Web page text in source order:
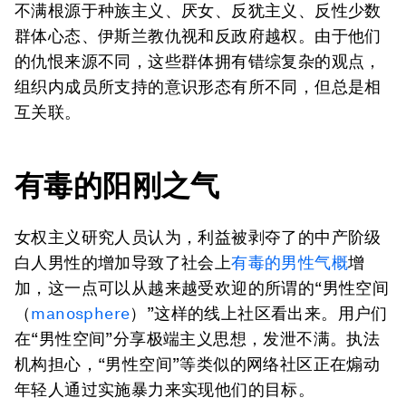
不满根源于种族主义、厌女、反犹主义、反性少数
群体心态、伊斯兰教仇视和反政府越权。由于他们
的仇恨来源不同，这些群体拥有错综复杂的观点，
组织内成员所支持的意识形态有所不同，但总是相
互关联。
有毒的阳刚之气
女权主义研究人员认为，利益被剥夺了的中产阶级
白人男性的增加导致了社会上有毒的男性气概增
加，这一点可以从越来越受欢迎的所谓的“男性空间
（manosphere）”这样的线上社区看出来。用户们
在“男性空间”分享极端主义思想，发泄不满。执法
机构担心，“男性空间”等类似的网络社区正在煽动
年轻人通过实施暴力来实现他们的目标。